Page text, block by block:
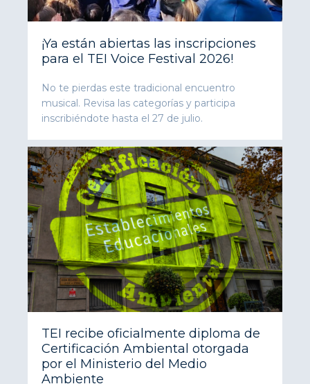
¡Ya están abiertas las inscripciones
para el TEI Voice Festival 2026!
No te pierdas este tradicional encuentro
musical. Revisa las categorías y participa
inscribiéndote hasta el 27 de julio.
TEI recibe oficialmente diploma de
Certificación Ambiental otorgada
por el Ministerio del Medio
Ambiente